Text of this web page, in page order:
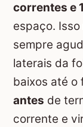
correntes e
espaço.
sempre
laterais da
baixos até o
antes de
corrente e